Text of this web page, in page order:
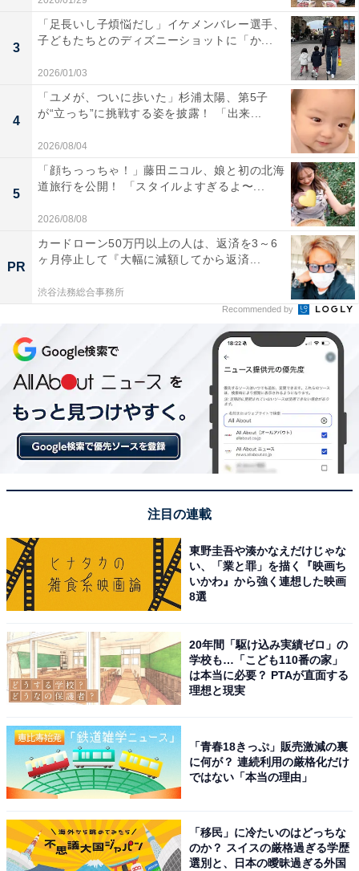
3
「足長いし子煩悩だし」イケメンバレー選手、
子どもたちとのディズニーショットに「か...
2026/01/03
4
「ユメが、ついに歩いた」杉浦太陽、第5子
が“立っち”に挑戦する姿を披露！ 「出来...
2026/08/04
5
「顔ちっっちゃ！」藤田ニコル、娘と初の北海
道旅行を公開！ 「スタイルよすぎるよ〜...
2026/08/08
PR
カードローン50万円以上の人は、返済を3～6
ヶ月停止して『大幅に減額してから返済...
渋谷法務総合事務所
Recommended by
注目の連載
東野圭吾や湊かなえだけじゃな
い、「業と罪」を描く『映画ち
いかわ』から強く連想した映画
8選
20年間「駆け込み実績ゼロ」の
学校も…「こども110番の家」
は本当に必要？ PTAが直面する
理想と現実
「青春18きっぷ」販売激減の裏
に何が？ 連続利用の厳格化だけ
ではない「本当の理由」
「移民」に冷たいのはどっちな
のか？ スイスの厳格過ぎる学歴
選別と、日本の曖昧過ぎる外国